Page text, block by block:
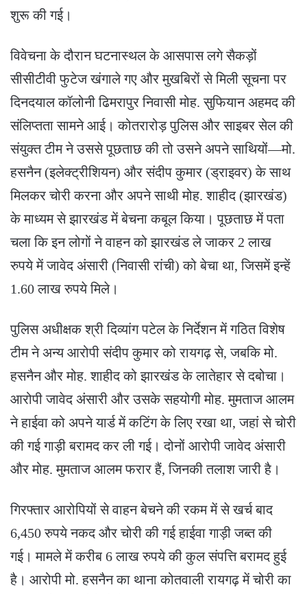
शुरू की गई।
विवेचना के दौरान घटनास्थल के आसपास लगे सैकड़ों
सीसीटीवी फुटेज खंगाले गए और मुखबिरों से मिली सूचना पर
दिनदयाल कॉलोनी ढिमरापुर निवासी मोह. सुफियान अहमद की
संलिप्तता सामने आई। कोतरारोड़ पुलिस और साइबर सेल की
संयुक्त टीम ने उससे पूछताछ की तो उसने अपने साथियों—मो.
हसनैन (इलेक्ट्रीशियन) और संदीप कुमार (ड्राइवर) के साथ
मिलकर चोरी करना और अपने साथी मोह. शाहीद (झारखंड)
के माध्यम से झारखंड में बेचना कबूल किया। पूछताछ में पता
चला कि इन लोगों ने वाहन को झारखंड ले जाकर 2 लाख
रुपये में जावेद अंसारी (निवासी रांची) को बेचा था, जिसमें इन्हें
1.60 लाख रुपये मिले।
पुलिस अधीक्षक श्री दिव्यांग पटेल के निर्देशन में गठित विशेष
टीम ने अन्य आरोपी संदीप कुमार को रायगढ़ से, जबकि मो.
हसनैन और मोह. शाहीद को झारखंड के लातेहार से दबोचा।
आरोपी जावेद अंसारी और उसके सहयोगी मोह. मुमताज आलम
ने हाईवा को अपने यार्ड में कटिंग के लिए रखा था, जहां से चोरी
की गई गाड़ी बरामद कर ली गई। दोनों आरोपी जावेद अंसारी
और मोह. मुमताज आलम फरार हैं, जिनकी तलाश जारी है।
गिरफ्तार आरोपियों से वाहन बेचने की रकम में से खर्च बाद
6,450 रुपये नकद और चोरी की गई हाईवा गाड़ी जब्त की
गई। मामले में करीब 6 लाख रुपये की कुल संपत्ति बरामद हुई
है। आरोपी मो. हसनैन का थाना कोतवाली रायगढ़ में चोरी का